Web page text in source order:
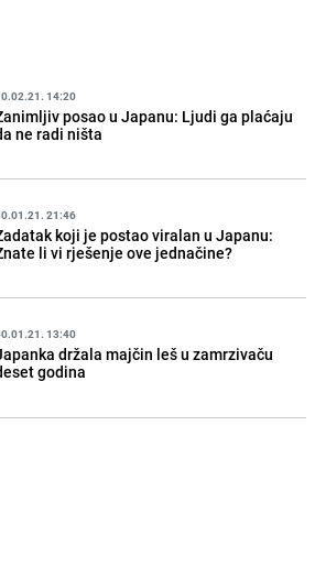
14:20
posao u Japanu: Ljudi ga plaćaju
ne radi ništa
21:46
koji je postao viralan u Japanu:
li vi rješenje ove jednačine?
13:40
držala majčin leš u zamrzivaču
godina